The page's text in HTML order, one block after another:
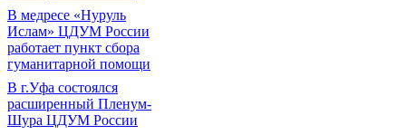
В медресе «Нуруль
Ислам» ЦДУМ России
работает пункт сбора
гуманитарной помощи
В г.Уфа состоялся
расширенный Пленум-
Шура ЦДУМ России